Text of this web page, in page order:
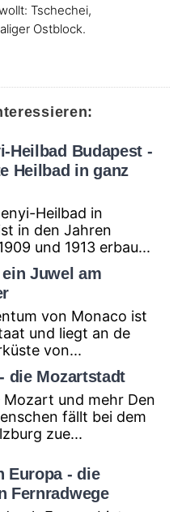
Tschechei,
Ostblock.
Heilbad Budapest -
Heilbad in ganz
Heilbad in
in den Jahren
und 1913 erbau...
Juwel am
von Monaco ist
und liegt an de
von...
die Mozartstadt
Mozart und mehr Den
fällt bei dem
zue...
Europa - die
Fernradwege